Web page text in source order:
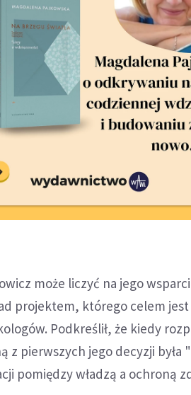
może liczyć na jego
projektem, którego celem
Podkreślił, że kiedy
z pierwszych jego decyzji była
pomiędzy władzą a ochroną